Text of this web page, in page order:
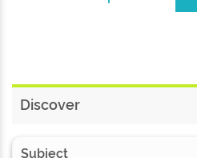
Discover
Subject